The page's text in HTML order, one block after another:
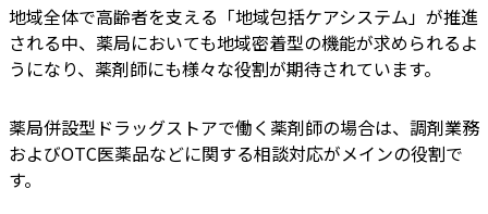
地域全体で高齢者を支える「地域包括ケアシステム」が推進
される中、薬局においても地域密着型の機能が求められるよ
うになり、薬剤師にも様々な役割が期待されています。
薬局併設型ドラッグストアで働く薬剤師の場合は、調剤業務
およびOTC医薬品などに関する相談対応がメインの役割で
す。